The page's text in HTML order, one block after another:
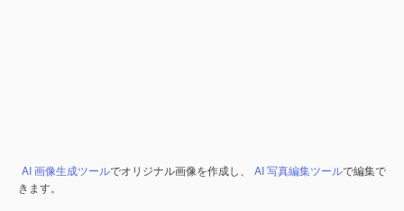
AI 画像生成ツールでオリジナル画像を作成し、 AI 写真編集ツールで編集で
きます。